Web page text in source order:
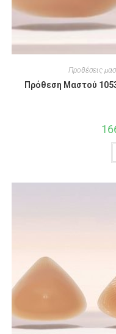
Προθέσεις
Πρόθεση Μαστού